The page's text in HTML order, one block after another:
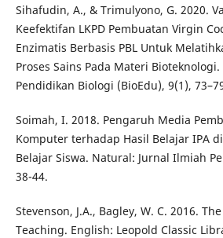
Sihafudin, A., & Trimulyono, G. 2020.
Keefektifan LKPD Pembuatan Virgin
Enzimatis Berbasis PBL Untuk
Proses Sains Pada Materi
Pendidikan Biologi (BioEdu), 9(1),
Soimah, I. 2018. Pengaruh Media
Komputer terhadap Hasil Belajar IPA
Belajar Siswa. Natural: Jurnal Ilmiah
38-44.
Stevenson, J.A., Bagley, W. C. 2016.
Teaching. English: Leopold Classic